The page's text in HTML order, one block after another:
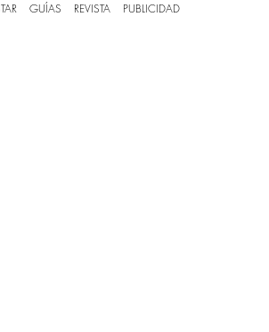
GUÍAS REVISTA PUBLICIDAD